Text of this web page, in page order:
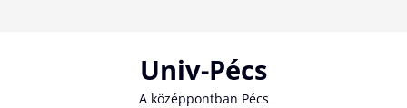
Univ-Pécs
A középpontban Pécs